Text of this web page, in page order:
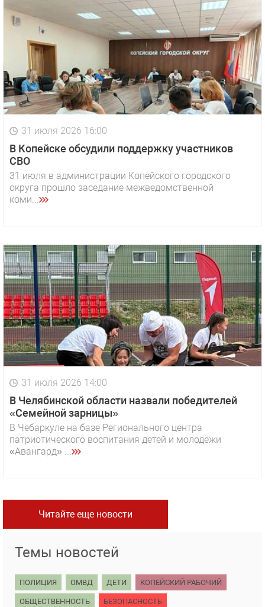
31 июля 2026 16:00
В Копейске обсудили поддержку участников
СВО
31 июля в администрации Копейского городского
округа прошло заседание межведомственной
коми...
31 июля 2026 14:00
В Челябинской области назвали победителей
«Семейной зарницы»
В Чебаркуле на базе Регионального центра
патриотического воспитания детей и молодёжи
«Авангард» ...
Читайте еще новости
Темы новостей
ПОЛИЦИЯ ОМВД ДЕТИ КОПЕЙСКИЙ РАБОЧИЙ
ОБЩЕСТВЕННОСТЬ БЕЗОПАСНОСТЬ